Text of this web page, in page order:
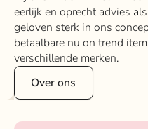
eerlijk en oprecht advies
geloven sterk in ons
betaalbare nu on trend
verschillende merken.
Over ons